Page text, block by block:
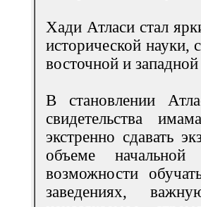
Хади Атласи стал
исторической науки,
восточной и
В становлении
свидетельства
экстренно сдавать
объеме
возможности
заведениях,